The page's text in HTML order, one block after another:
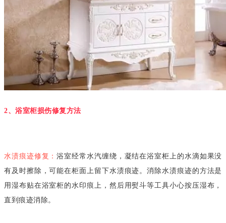
2、浴室柜损伤修复方法
水渍痕迹修复：浴室经常水汽缠绕，凝结在浴室柜上的水滴如果没
有及时擦除，可能在柜面上留下水渍痕迹。消除水渍痕迹的方法是
用湿布贴在浴室柜的水印痕上，然后用熨斗等工具小心按压湿布，
直到痕迹消除。